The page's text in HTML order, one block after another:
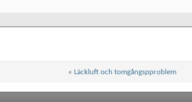
« Läckluft och tomgångspproblem